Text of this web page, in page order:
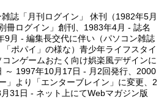
誌「月刊ログイン」 休刊（1982年5月
冊ログイン」創刊、1983年4月 - 誌名
9月 - 編集長交代に伴い（パソコン雑誌
ポパイ」の様な）青少年ライフスタイ
ンゲームおたく向け娯楽風デザインに
～ 1997年10月17日 - 月2回発行、2000
」より「エンターブレイン」に変更、2
31日 - ネット上にてWebマガジン版